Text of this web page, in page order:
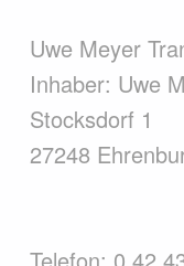
Uwe Meyer
Inhaber: Uwe
Stocksdorf 1
27248